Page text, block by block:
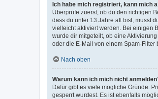
Ich habe mich registriert, kann mich
Überprüfe zuerst, ob du den richtigen
dass du unter 13 Jahre alt bist, musst
vielleicht aktiviert werden. Bei einigen
wurde dir mitgeteilt, ob eine
oder die E-Mail von einem Spam-Filter
Nach oben
Warum kann ich mich nicht
Dafür gibt es viele mögliche Gründe.
gesperrt wurdest. Es ist ebenfalls